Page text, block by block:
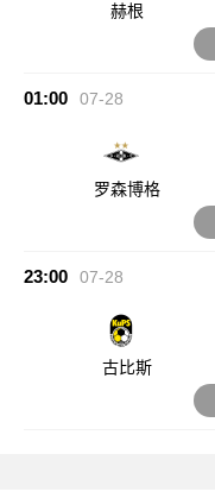
赫根
01:00 07-28
罗森博格
23:00 07-28
古比斯